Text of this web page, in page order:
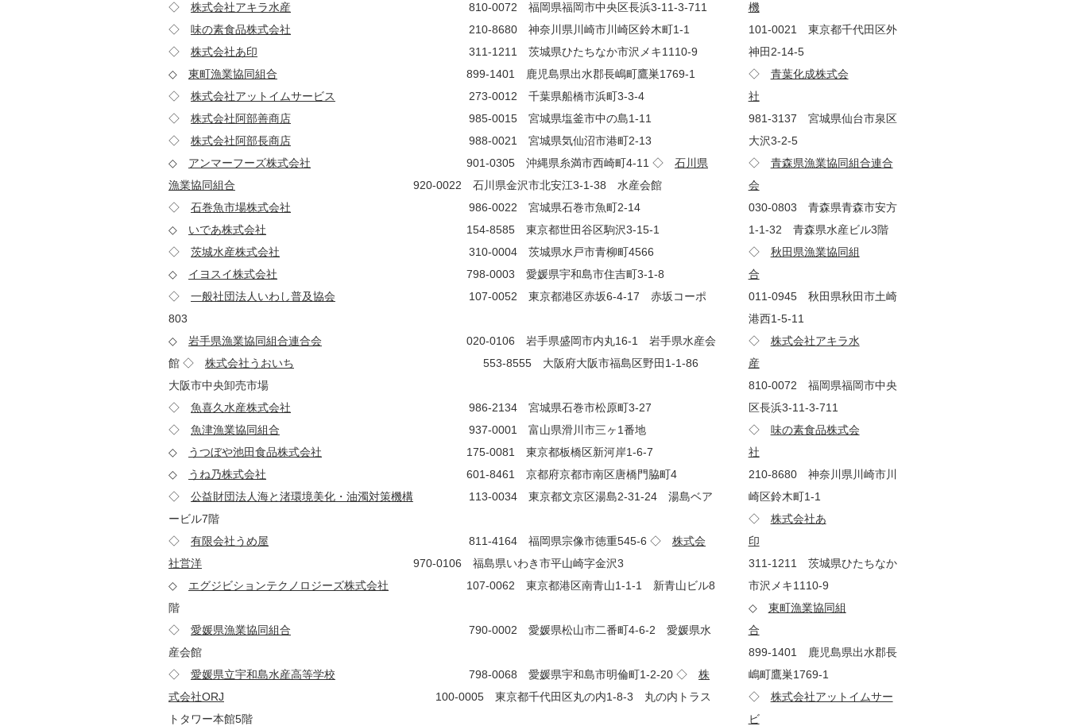
◇ 株式会社アキラ水産 810-0072 福岡県福岡市中央区長浜3-11-3-711
◇ 味の素食品株式会社 210-8680 神奈川県川崎市川崎区鈴木町1-1
◇ 株式会社あ印 311-1211 茨城県ひたちなか市沢メキ1110-9
◇ 東町漁業協同組合 899-1401 鹿児島県出水郡長嶋町鷹巣1769-1
◇ 株式会社アットイムサービス
273-0012 千葉県船橋市浜町3-3-4
◇ 株式会社阿部善商店 985-0015 宮城県塩釜市中の島1-11
◇ 株式会社阿部長商店 988-0021 宮城県気仙沼市港町2-13
◇ アンマーフーズ株式会社 901-0305 沖縄県糸満市西崎町4-11 ◇ 石川県
漁業協同組合 920-0022 石川県金沢市北安江3-1-38 水産会館
◇ 石巻魚市場株式会社 986-0022 宮城県石巻市魚町2-14
◇ いであ株式会社 154-8585 東京都世田谷区駒沢3-15-1
◇ 茨城水産株式会社 310-0004 茨城県水戸市青柳町4566
◇ イヨスイ株式会社 798-0003 愛媛県宇和島市住吉町3-1-8
◇ 一般社団法人いわし普及協会 107-0052 東京都港区赤坂6-4-17 赤坂コーポ
803
◇ 岩手県漁業協同組合連合会 020-0106 岩手県盛岡市内丸16-1 岩手県水産会
館 ◇ 株式会社うおいち 553-8555 大阪府大阪市福島区野田1-1-86
大阪市中央卸売市場
◇ 魚喜久水産株式会社 986-2134 宮城県石巻市松原町3-27
◇ 魚津漁業協同組合 937-0001 富山県滑川市三ヶ1番地
◇
うつぼや池田食品株式会社 175-0081 東京都板橋区新河岸1-6-7
◇
うね乃株式会社 601-8461 京都府京都市南区唐橋門脇町4
◇ 公益財団法人海と渚環境美化・油濁対策機構 113-0034 東京都文京区湯島2-31-24 湯島ベア
ービル7階
◇ 有限会社うめ屋 811-4164 福岡県宗像市徳重545-6 ◇ 株式会
社営洋 970-0106 福島県いわき市平山崎字金沢3
◇ エグジビションテクノロジーズ株式会社 107-0062 東京都港区南青山1-1-1 新青山ビル8
階
◇ 愛媛県漁業協同組合 790-0002 愛媛県松山市二番町4-6-2 愛媛県水
産会館
◇ 愛媛県立宇和島水産高等学校 798-0068 愛媛県宇和島市明倫町1-2-20 ◇ 株
式会社ORJ 100-0005 東京都千代田区丸の内1-8-3 丸の内トラス
トタワー本館5階
機
101-0021 東京都千代田区外
神田2-14-5
◇ 青葉化成株式会
社
981-3137 宮城県仙台市泉区
大沢3-2-5
◇ 青森県漁業協同組合連合
会
030-0803 青森県青森市安方
1-1-32 青森県水産ビル3階
◇ 秋田県漁業協同組
合
011-0945 秋田県秋田市土崎
港西1-5-11
◇ 株式会社アキラ水
産
810-0072 福岡県福岡市中央
区長浜3-11-3-711
◇ 味の素食品株式会
社
210-8680 神奈川県川崎市川
崎区鈴木町1-1
◇ 株式会社あ
印
311-1211 茨城県ひたちなか
市沢メキ1110-9
◇ 東町漁業協同組
合
899-1401 鹿児島県出水郡長
嶋町鷹巣1769-1
◇ 株式会社アットイムサー
ビ